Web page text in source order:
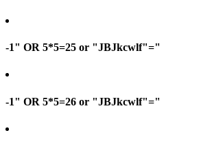
-1" OR 5*5=25 or "JBJkcwlf"="
-1" OR 5*5=26 or "JBJkcwlf"="